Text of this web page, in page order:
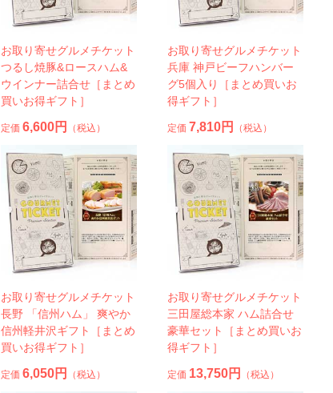
お取り寄せグルメチケット
つるし焼豚&ロースハム&
ウインナー詰合せ［まとめ
買いお得ギフト］
定価 6,600円 （税込）
お取り寄せグルメチケット
兵庫 神戸ビーフハンバー
グ5個入り［まとめ買いお
得ギフト］
定価 7,810円 （税込）
お取り寄せグルメチケット
長野 「信州ハム」 爽やか
信州軽井沢ギフト［まとめ
買いお得ギフト］
定価 6,050円 （税込）
お取り寄せグルメチケット
三田屋総本家 ハム詰合せ
豪華セット［まとめ買いお
得ギフト］
定価 13,750円 （税込）